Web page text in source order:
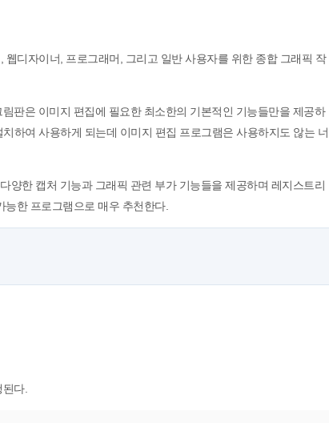
디자이너, 프로그래머, 그리고 일반 사용자를 위한 종합 그래픽 작
판은 이미지 편집에 필요한 최소한의 기본적인 기능들만을 제공하
하여 사용하게 되는데 이미지 편집 프로그램은 사용하지도 않는 너
양한 캡처 기능과 그래픽 관련 부가 기능들을 제공하며 레지스트리
한 프로그램으로 매우 추천한다.
다.